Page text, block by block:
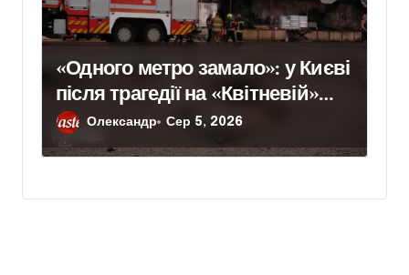
«Одного метро замало»: у Києві
після трагедії на «Квітневій»
вимагають додаткових
бетонних укриттів
Олександр Сер 5, 2026